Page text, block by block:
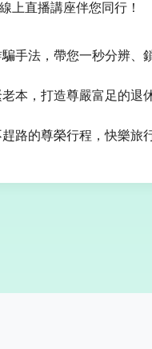
上直播講座伴您同行！
手法，帶您一秒分辨、
本，打造尊嚴富足的退
路的尊榮行程，快樂旅